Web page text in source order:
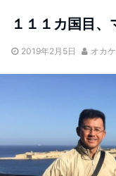
１１１カ国目
2019年2月5日 オカ